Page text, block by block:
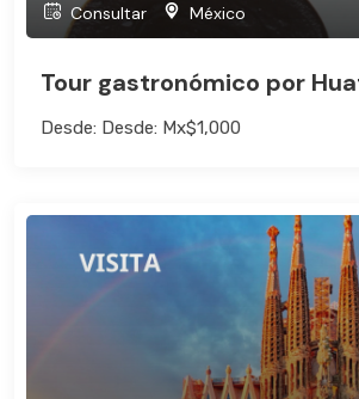
Consultar México
Tour gastronómico por
Desde: Desde: Mx$1,000